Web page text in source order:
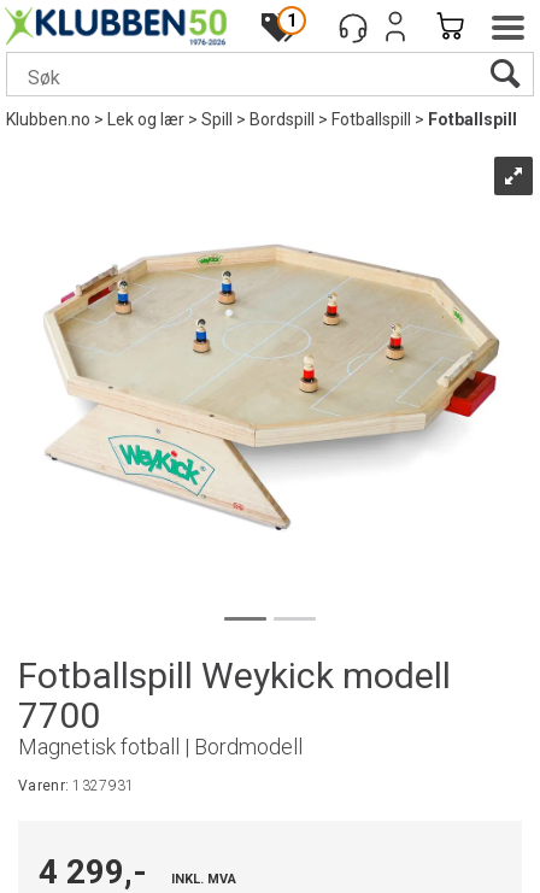
1
Klubben.no> Lek og lær>Spill >Bordspill >Fotballspill > Fotballspill
Fotballspill Weykick modell
7700
Magnetisk fotball | Bordmodell
Varenr:1327931
4 299,- INKL. MVA